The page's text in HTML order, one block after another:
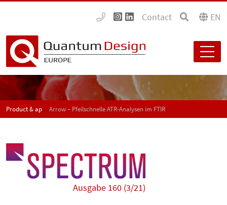
Contact EN
Product & application news - SPECTRUMArrow – Pfeilschnelle ATR-Analysen im FTIR
Ausgabe 160 (3/21)